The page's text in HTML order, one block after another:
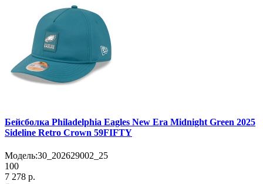
Бейсболка Philadelphia Eagles New Era Midnight Green 2025
Sideline Retro Crown 59FIFTY
Модель:30_202629002_25
100
7 278 р.